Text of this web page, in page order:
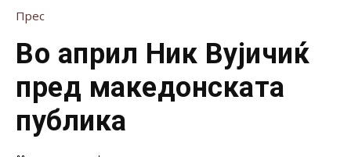
Прес
Во април Ник Вујичиќ
пред македонската
публика